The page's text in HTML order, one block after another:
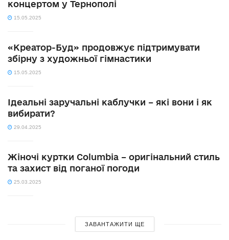
концертом у Тернополі
15.05.2025
«Креатор-Буд» продовжує підтримувати
збірну з художньої гімнастики
15.05.2025
Ідеальні заручальні каблучки – які вони і як
вибирати?
29.04.2025
Жіночі куртки Columbia – оригінальний стиль
та захист від поганої погоди
25.03.2025
ЗАВАНТАЖИТИ ЩЕ